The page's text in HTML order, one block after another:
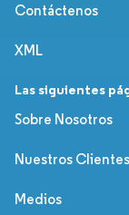
Contáctenos
XML
Las siguientes
Sobre Nosotros
Nuestros Clientes
Medios